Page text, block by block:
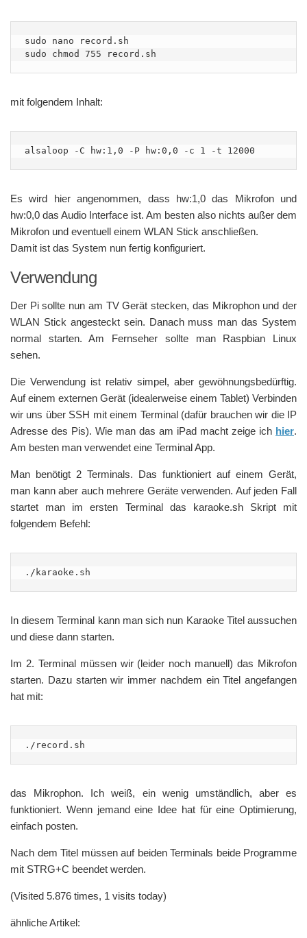
sudo nano record.sh
sudo chmod 755 record.sh
mit folgendem Inhalt:
alsaloop -C hw:1,0 -P hw:0,0 -c 1 -t 12000
Es wird hier angenommen, dass hw:1,0 das Mikrofon und
hw:0,0 das Audio Interface ist. Am besten also nichts außer dem
Mikrofon und eventuell einem WLAN Stick anschließen.
Damit ist das System nun fertig konfiguriert.
Verwendung
Der Pi sollte nun am TV Gerät stecken, das Mikrophon und der
WLAN Stick angesteckt sein. Danach muss man das System
normal starten. Am Fernseher sollte man Raspbian Linux
sehen.
Die Verwendung ist relativ simpel, aber gewöhnungsbedürftig.
Auf einem externen Gerät (idealerweise einem Tablet) Verbinden
wir uns über SSH mit einem Terminal (dafür brauchen wir die IP
Adresse des Pis). Wie man das am iPad macht zeige ich hier.
Am besten man verwendet eine Terminal App.
Man benötigt 2 Terminals. Das funktioniert auf einem Gerät,
man kann aber auch mehrere Geräte verwenden. Auf jeden Fall
startet man im ersten Terminal das karaoke.sh Skript mit
folgendem Befehl:
./karaoke.sh
In diesem Terminal kann man sich nun Karaoke Titel aussuchen
und diese dann starten.
Im 2. Terminal müssen wir (leider noch manuell) das Mikrofon
starten. Dazu starten wir immer nachdem ein Titel angefangen
hat mit:
./record.sh
das Mikrophon. Ich weiß, ein wenig umständlich, aber es
funktioniert. Wenn jemand eine Idee hat für eine Optimierung,
einfach posten.
Nach dem Titel müssen auf beiden Terminals beide Programme
mit STRG+C beendet werden.
(Visited 5.876 times, 1 visits today)
ähnliche Artikel: